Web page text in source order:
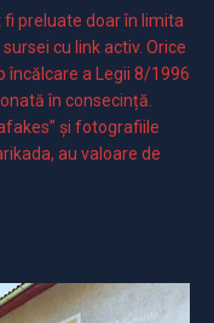
preluate doar în limita
cu link activ. Orice
încălcare a Legii 8/1996
în consecință.
și fotografiile
au valoare de